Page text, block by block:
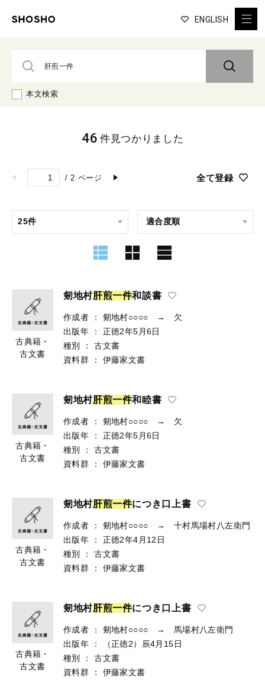
ENGLISH
本文検索
/ 2 ページ 全て登録
46 件見つかりました
古典籍・
古文書
剱地村肝煎一件和談書
作成者 ：
剱地村○○○○ → 欠
出版年
：
正徳2年5月6日
種別
：
古文書
資料群
： 伊藤家文書
古典籍・
古文書
剱地村肝煎一件和睦書
作成者 ：
剱地村○○○○ → 欠
出版年
：
正徳2年5月6日
種別
：
古文書
資料群
： 伊藤家文書
古典籍・
古文書
剱地村肝煎一件につき口上書
作成者 ：
剱地村○○○○ → 十村馬場村八左衛門
出版年
：
正徳2年4月12日
種別
：
古文書
資料群
： 伊藤家文書
古典籍・
古文書
剱地村肝煎一件につき口上書
作成者 ：
剱地村○○○○ → 馬場村八左衛門
出版年
：
（正徳2）辰4月15日
種別
：
古文書
資料群
： 伊藤家文書